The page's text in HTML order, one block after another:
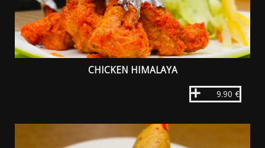
CHICKEN HIMALAYA
9.90 €